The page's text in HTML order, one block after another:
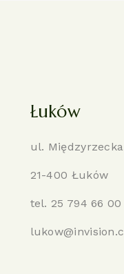
Łuków
ul.
21-400 Łuków
tel. 25 794 66 00